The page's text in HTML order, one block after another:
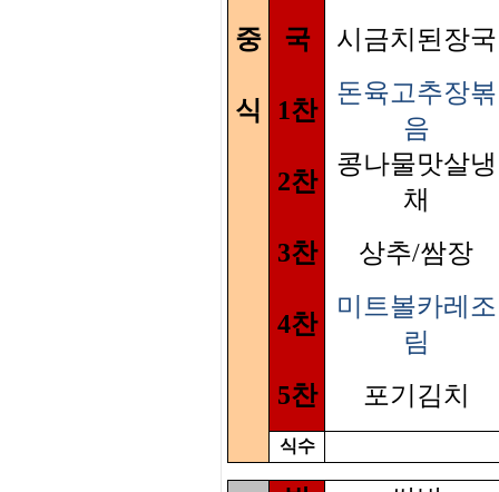
중
국 시금치된장국
식 1찬
돈육고추장볶
음
2찬
콩나물맛살냉
채
3찬
상추/쌈장
4찬
미트볼카레조
림
5찬
포기김치
식수